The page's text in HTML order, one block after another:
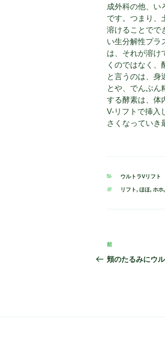
成外科の他、い
です。つまり、
溶けることでで
い生分解性プラ
は、それが溶け
くのではなく
と言うのは、身
とや、でんぷん
する酵素は、体
V-リフトで挿入
さくなっていき
カ
ゴ
ウルトラVリフト
タ
リフト, ほほ, ホホ,
投
稿
過
去
前
頬のたるみにウ